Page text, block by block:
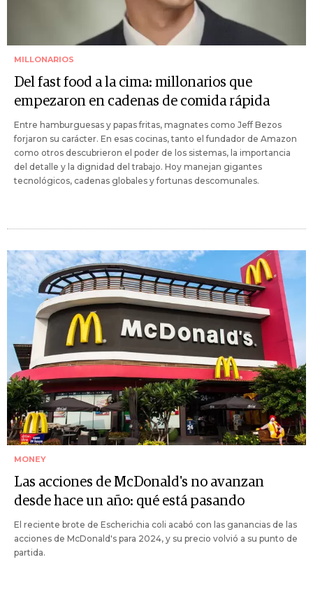
MILLONARIOS
Del fast food a la cima: millonarios que
empezaron en cadenas de comida rápida
Entre hamburguesas y papas fritas, magnates como Jeff Bezos
forjaron su carácter. En esas cocinas, tanto el fundador de Amazon
como otros descubrieron el poder de los sistemas, la importancia
del detalle y la dignidad del trabajo. Hoy manejan gigantes
tecnológicos, cadenas globales y fortunas descomunales.
MONEY
Las acciones de McDonald's no avanzan
desde hace un año: qué está pasando
El reciente brote de Escherichia coli acabó con las ganancias de las
acciones de McDonald's para 2024, y su precio volvió a su punto de
partida.